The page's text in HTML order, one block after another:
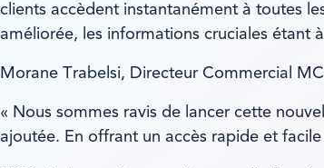
clients accèdent instantanément à toutes
améliorée, les informations cruciales étant
Morane Trabelsi, Directeur Commercial
« Nous sommes ravis de lancer cette
ajoutée. En offrant un accès rapide et